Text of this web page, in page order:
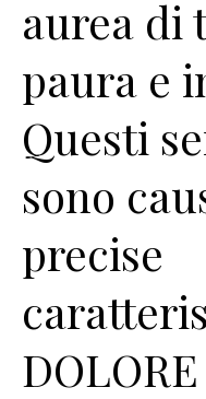
aurea di
paura e
Questi
sono
precise